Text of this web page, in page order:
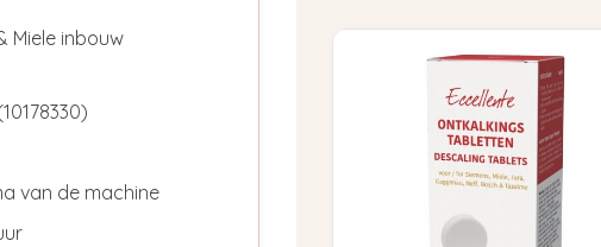
Miele inbouw
van de machine